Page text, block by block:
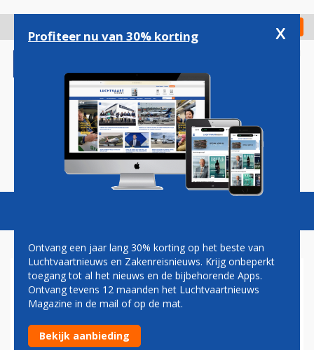
gaan
Check in
Magazine Podcasts Vacatures
AMERIKAANS GLOBALX KIEST
VOOR AIRBUS A319 OM
VLOOT UIT TE BREIDEN
Profiteer nu van 30% korting x
Ontvang een jaar lang 30% korting op het beste van
Luchtvaartnieuws en Zakenreisnieuws. Krijg onbeperkt
toegang tot al het nieuws en de bijbehorende Apps.
Ontvang tevens 12 maanden het Luchtvaartnieuws
Magazine in de mail of op de mat.
Bekijk aanbieding